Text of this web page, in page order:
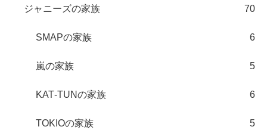
ジャニーズの家族 70
SMAPの家族 6
嵐の家族 5
KAT‐TUNの家族 6
TOKIOの家族 5